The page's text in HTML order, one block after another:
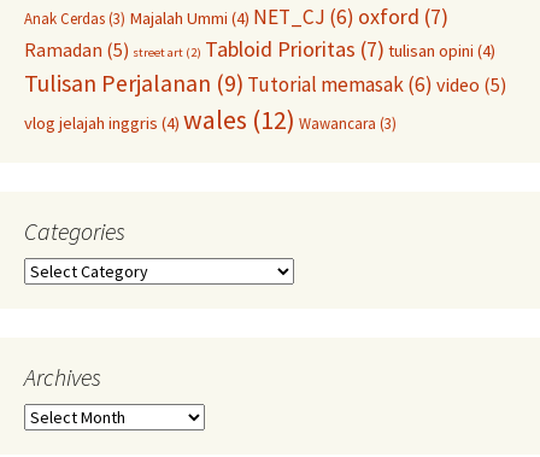
Anak Cerdas(3) Majalah Ummi (4) NET_CJ (6) oxford (7)
Ramadan (5) street art (2) Tabloid Prioritas (7) tulisan opini (4)
Tulisan Perjalanan (9) Tutorial memasak(6) video (5)
vlog jelajah inggris (4) wales (12) Wawancara (3)
Categories
Categories
Archives
Archives